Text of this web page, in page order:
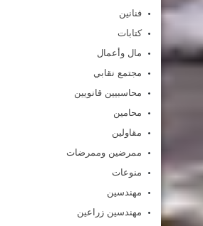
فنانين
كتابات
مال وأعمال
مجتمع نقابي
محاسبيين قانويين
محامين
مقاولين
ممرضين وممرضات
منوعات
مهندسين
مهندسين زراعين